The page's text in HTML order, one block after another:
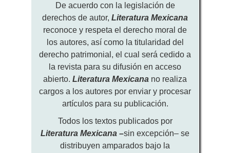
De acuerdo con la legislación de
derechos de autor, Literatura Mexicana
reconoce y respeta el derecho moral de
los autores, así como la titularidad del
derecho patrimonial, el cual será cedido a
la revista para su difusión en acceso
abierto. Literatura Mexicana no realiza
cargos a los autores por enviar y procesar
artículos para su publicación.
Todos los textos publicados por
Literatura Mexicana –sin excepción– se
distribuyen amparados bajo la